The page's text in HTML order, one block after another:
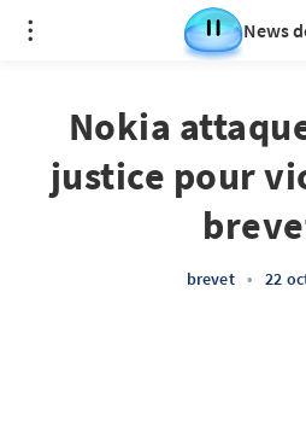
News
Nokia
justice pour
brevet • 22